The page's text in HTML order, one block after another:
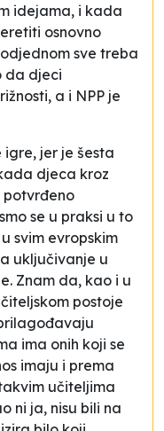
idejama, i kada
osnovno
sve treba
da djeci
a i NPP je
jer je šesta
djeca kroz
potvrđeno
se u praksi u to
svim evropskim
uključivanje u
Znam da, kao i u
postoje
ima onih koji se
imaju i prema
učiteljima
ni ja, nisu bili na